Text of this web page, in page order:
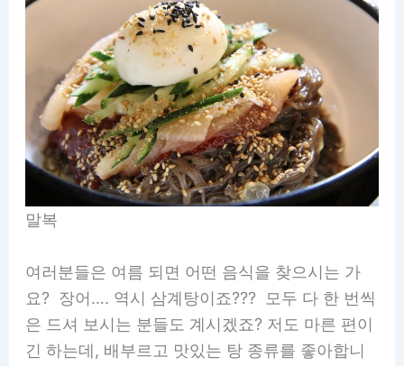
말복
여러분들은 여름 되면 어떤 음식을 찾으시는 가
요? 장어…. 역시 삼계탕이죠??? 모두 다 한 번씩
은 드셔 보시는 분들도 계시겠죠? 저도 마른 편이
긴 하는데, 배부르고 맛있는 탕 종류를 좋아합니